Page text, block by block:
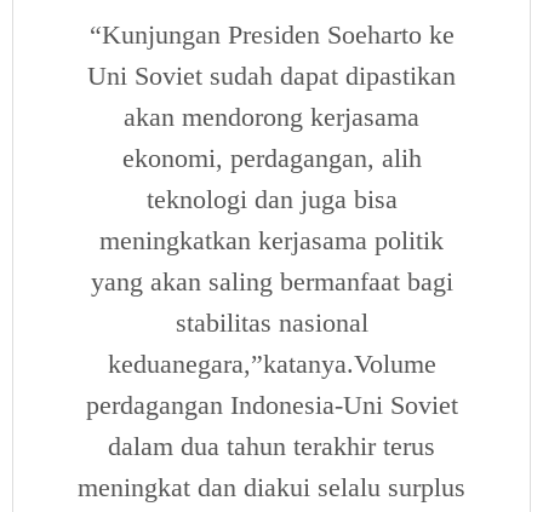
“Kunjungan Presiden Soeharto ke
Uni Soviet sudah dapat dipastikan
akan mendorong kerjasama
ekonomi, perdagangan, alih
teknologi dan juga bisa
meningkatkan kerjasama politik
yang akan saling bermanfaat bagi
stabilitas nasional
keduanegara,”katanya.Volume
perdagangan Indonesia-Uni Soviet
dalam dua tahun terakhir terus
meningkat dan diakui selalu surplus